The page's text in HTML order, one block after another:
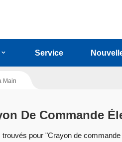
Service
Main
De Commande
trouvés pour "Crayon de